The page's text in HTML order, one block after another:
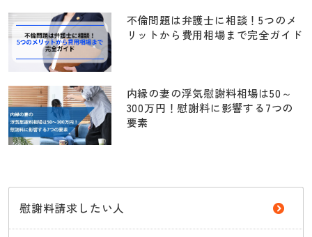
不倫問題は弁護士に相談！5つのメ
リットから費用相場まで完全ガイド
内縁の妻の浮気慰謝料相場は50～
300万円！慰謝料に影響する7つの
要素
慰謝料請求したい人